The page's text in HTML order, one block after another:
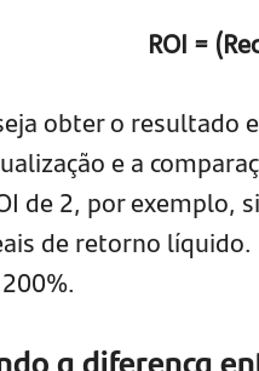
ROI =
obter o
e a
de 2, por exemplo,
de retorno
a diferença